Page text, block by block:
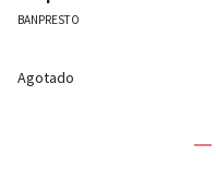
BANPRESTO
Agotado